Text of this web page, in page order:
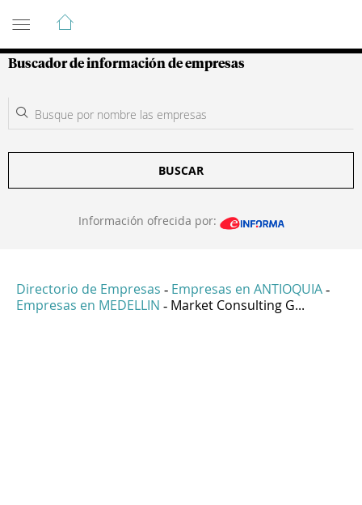
Guía de Empresas Colombianas
Buscador de información de empresas
BUSCAR
Información ofrecida por:
Directorio de Empresas - Empresas en ANTIOQUIA -
Empresas en MEDELLIN - Market Consulting G...